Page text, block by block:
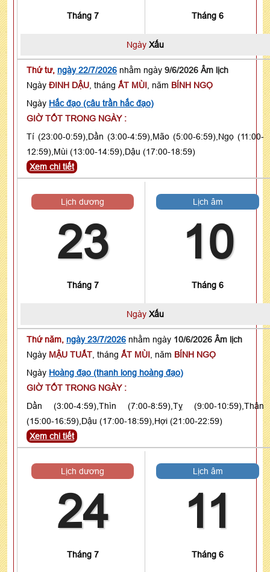
Tháng 7 Tháng 6
Ngày Xấu
Thứ tư, ngày 22/7/2026 nhằm ngày 9/6/2026 Âm lịch
Ngày ĐINH DẬU , tháng ẤT MÙI , năm BÍNH NGỌ
Ngày Hắc đạo (câu trần hắc đạo)
GIỜ TỐT TRONG NGÀY :
Tí (23:00-0:59),Dần (3:00-4:59),Mão (5:00-6:59),Ngọ (11:00-
12:59),Mùi (13:00-14:59),Dậu (17:00-18:59)
Xem chi tiết
Lịch dương
23
Tháng 7
Lịch âm
10
Tháng 6
Ngày Xấu
Thứ năm, ngày 23/7/2026 nhằm ngày 10/6/2026 Âm lịch
Ngày MẬU TUẤT , tháng ẤT MÙI , năm BÍNH NGỌ
Ngày Hoàng đạo (thanh long hoàng đạo)
GIỜ TỐT TRONG NGÀY :
Dần (3:00-4:59),Thìn (7:00-8:59),Tỵ (9:00-10:59),Thân
(15:00-16:59),Dậu (17:00-18:59),Hợi (21:00-22:59)
Xem chi tiết
Lịch dương
24
Tháng 7
Lịch âm
11
Tháng 6